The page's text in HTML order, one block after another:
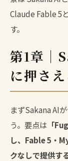
Claude Fable 5
す。
第1章｜
に押さえ
まずSakana AI
う。要点は 「
し、Fable 5・
クなしで提供する